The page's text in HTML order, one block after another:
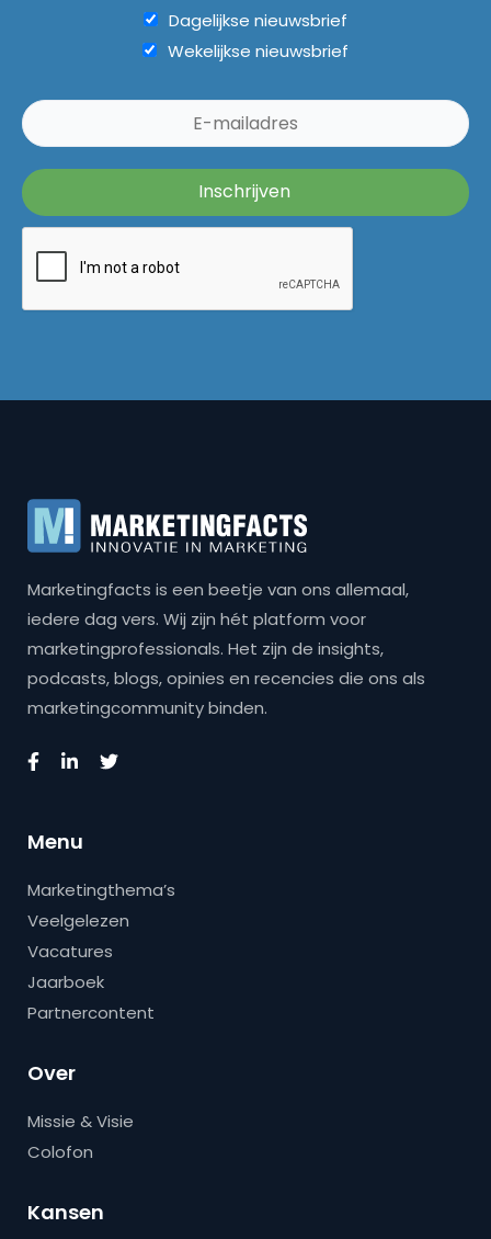
Dagelijkse nieuwsbrief
Wekelijkse nieuwsbrief
Marketingfacts is een beetje van ons allemaal,
iedere dag vers. Wij zijn hét platform voor
marketingprofessionals. Het zijn de insights,
podcasts, blogs, opinies en recencies die ons als
marketingcommunity binden.
Menu
Marketingthema’s
Veelgelezen
Vacatures
Jaarboek
Partnercontent
Over
Missie & Visie
Colofon
Kansen